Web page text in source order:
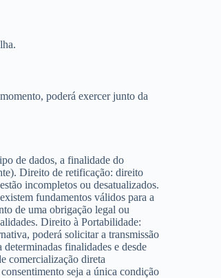
poderá exercer junto da
de dados, a finalidade do
Direito de retificação: direito
incompletos ou desatualizados.
fundamentos válidos para a
de uma obrigação legal ou
Direito à Portabilidade:
poderá solicitar a transmissão
finalidades e desde
comercialização direta
seja a única condição